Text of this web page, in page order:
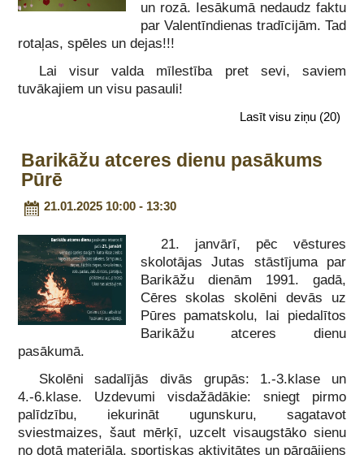
un rozā. Iesākumā nedaudz faktu
par Valentīndienas tradīcijām. Tad
rotaļas, spēles un dejas!!!
Lai visur valda mīlestība pret sevi, saviem
tuvākajiem un visu pasauli!
Lasīt visu ziņu (20)
Barikāžu atceres dienu pasākums
Pūrē
21.01.2025 10:00 - 13:30
21. janvārī, pēc vēstures
skolotājas Jutas stāstījuma par
Barikāžu dienām 1991. gadā,
Cēres skolas skolēni devās uz
Pūres pamatskolu, lai piedalītos
Barikāžu atceres dienu
pasākumā.
Skolēni sadalījās divās grupās: 1.-3.klase un
4.-6.klase. Uzdevumi visdažādākie: sniegt pirmo
palīdzību, iekurināt ugunskuru, sagatavot
sviestmaizes, šaut mērķī, uzcelt visaugstāko sienu
no dotā materiāla, sportiskas aktivitātes un pārgājiens